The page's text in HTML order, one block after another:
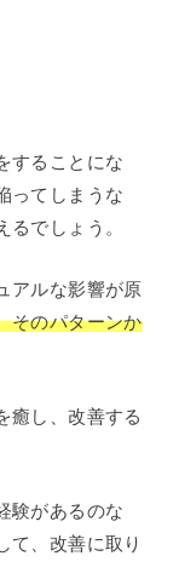
することにな
ってしまうな
でしょう。
アルな影響が原
そのパターンか
癒し、改善する
験があるのな
て、改善に取り